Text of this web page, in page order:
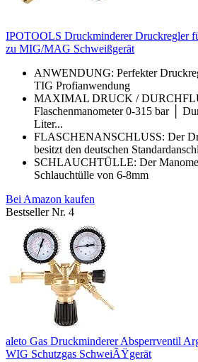
IPOTOOLS Druckminderer Druckregler
zu MIG/MAG Schweißgerät
ANWENDUNG: Perfekter
TIG Profianwendung
MAXIMAL DRUCK /
Flaschenmanometer 0-315 bar │
Liter...
FLASCHENANSCHLUSS: Der
besitzt den deutschen
SCHLAUCHTÜLLE: Der
Schlauchtülle von 6-8mm
Bei Amazon kaufen
Bestseller Nr. 4
aleto Gas Druckminderer Absperrventil
WIG Schutzgas SchweiÃŸgerät